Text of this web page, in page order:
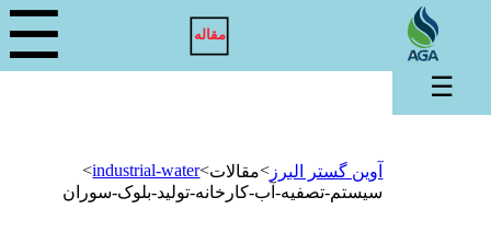
مقاله ☰
آوین گستر البرز >مقالات>
industrial-water
>
سیستم-تصفیه-آب-کارخانه-تولید-بلوک-سوران
☰